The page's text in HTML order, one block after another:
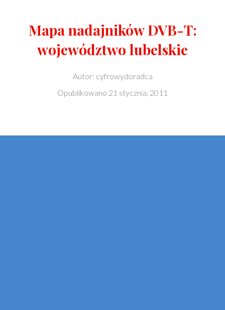
Mapa nadajników DVB-T:
województwo lubelskie
Autor: cyfrowydoradca
Opublikowano 21 stycznia, 2011